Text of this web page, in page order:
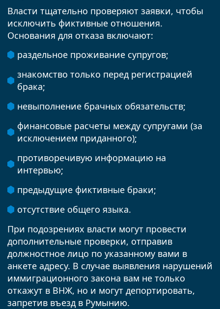
Власти тщательно проверяют заявки, чтобы
исключить фиктивные отношения.
Основания для отказа включают:
раздельное проживание супругов;
знакомство только перед регистрацией
брака;
невыполнение брачных обязательств;
финансовые расчеты между супругами (за
исключением приданного);
противоречивую информацию на
интервью;
предыдущие фиктивные браки;
отсутствие общего языка.
При подозрениях власти могут провести
дополнительные проверки, отправив
должностное лицо по указанному вами в
анкете адресу. В случае выявления нарушений
иммиграционного закона вам не только
откажут в ВНЖ, но и могут депортировать,
запретив въезд в Румынию.